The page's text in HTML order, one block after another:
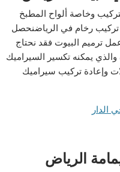
وخاصة ألواح المطبخ
تركيب رخام في الرياضنحصل
ترميم البيوت فقد نحتاج
يمكنه تكسير السيراميك
وإعادة تركيب سيراميك
الرياض